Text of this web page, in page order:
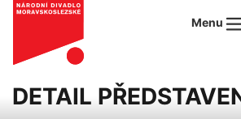
Menu
DETAIL